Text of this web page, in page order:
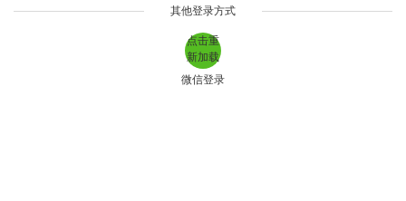
其他登录方式
点击重
新加载
微信登录